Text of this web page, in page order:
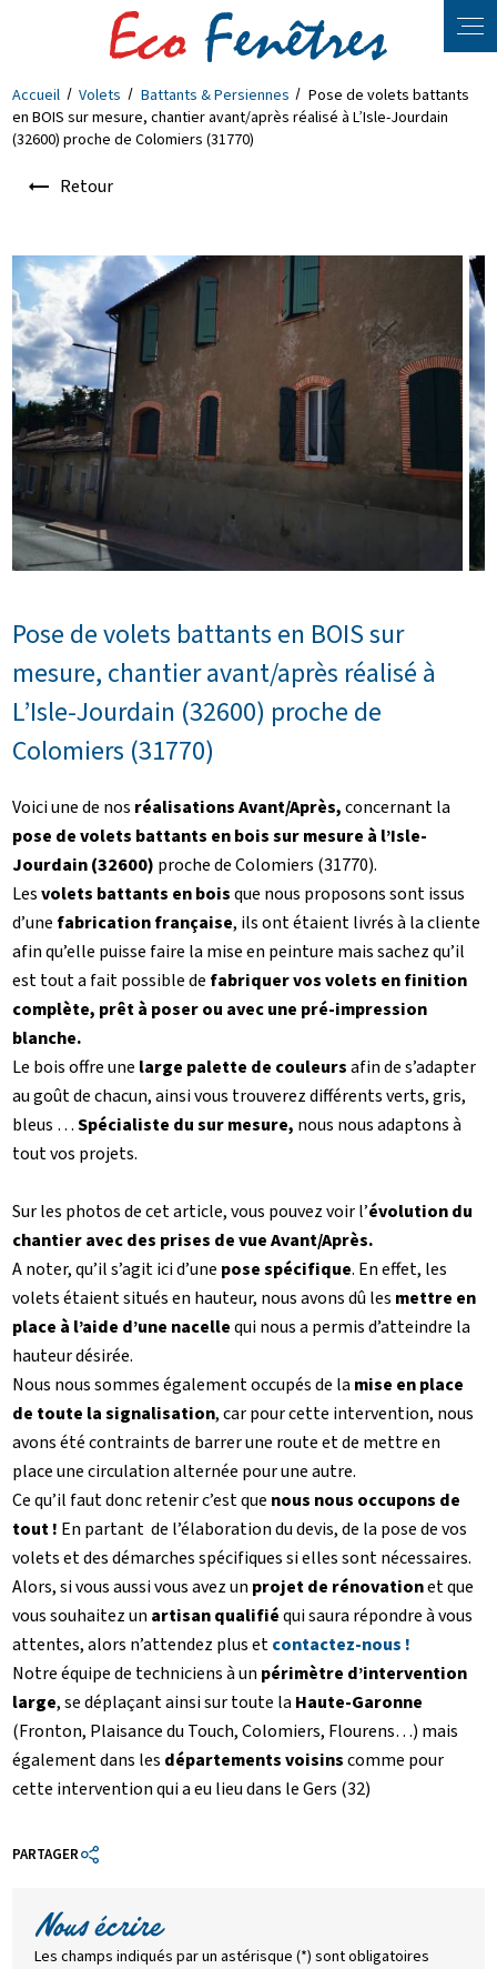
Accueil Volets Battants & Persiennes
Pose de volets battants
en BOIS sur mesure, chantier avant/après réalisé à L’Isle-Jourdain
(32600) proche de Colomiers (31770)
Retour
Pose de volets battants en BOIS sur
mesure, chantier avant/après réalisé à
L’Isle-Jourdain (32600) proche de
Colomiers (31770)
Voici une de nos réalisations Avant/Après,concernant la
pose de volets battants en bois sur mesure à l’Isle-
Jourdain (32600) proche de Colomiers (31770).
Lesvolets battants en boisque nous proposons sont issus
d’une fabrication française, ils ont étaient livrés à la cliente
afin qu’elle puisse faire la mise en peinture mais sachez qu’il
est tout a fait possible de fabriquer vos volets en finition
complète, prêt à poser ou avec une pré-impression
blanche.
Le bois offre une large palette de couleursafin de s’adapter
au goût de chacun, ainsi vous trouverez différents verts, gris,
bleus …Spécialiste du sur mesure, nous nous adaptons à
tout vos projets.
Sur les photos de cet article, vous pouvez voir l’évolution du
chantier avec des prises de vue Avant/Après.
A noter, qu’il s’agit ici d’une pose spécifique. En effet, les
volets étaient situés en hauteur, nous avons dû les mettre en
place à l’aide d’une nacellequi nous a permis d’atteindre la
hauteur désirée.
Nous nous sommes également occupés de lamise en place
de toute la signalisation, car pour cette intervention, nous
avons été contraints de barrer une route et de mettre en
place une circulation alternée pour une autre.
Ce qu’il faut donc retenir c’est que nous nous occupons de
tout ! En partant de l’élaboration du devis, de la pose de vos
volets et des démarches spécifiques si elles sont nécessaires.
Alors, si vous aussi vous avez unprojet de rénovationet que
vous souhaitez unartisan qualifiéqui saura répondre à vous
attentes, alors n’attendez plus etcontactez-nous !
Notre équipe de techniciens à unpérimètre d’intervention
large, se déplaçant ainsi sur toute laHaute-Garonne
(Fronton, Plaisance du Touch, Colomiers, Flourens…) mais
également dans les départements voisinscomme pour
cette intervention qui a eu lieu dans le Gers (32)
PARTAGER
Nous écrire
Les champs indiqués par un astérisque (*) sont obligatoires
Panneau de gestion des cookies